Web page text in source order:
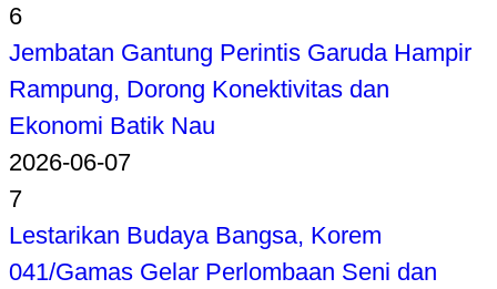
6
Jembatan Gantung Perintis Garuda Hampir
Rampung, Dorong Konektivitas dan
Ekonomi Batik Nau
2026-06-07
7
Lestarikan Budaya Bangsa, Korem
041/Gamas Gelar Perlombaan Seni dan